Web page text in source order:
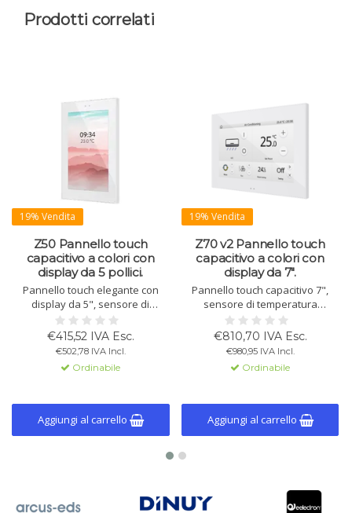
Prodotti correlati
19% Vendita
Z50 Pannello touch
capacitivo a colori con
display da 5 pollici.
Pannello touch elegante con
display da 5", sensore di
temperatura integrato, sensore
di prossimità e 12 pagine
personalizzabili. Disponibile in
bianco, nero e argento.
€415,52 IVA Esc.
€502,78 IVA Incl.
Ordinabile
Aggiungi al carrello
19% Vendita
Z70 v2 Pannello touch
capacitivo a colori con
display da 7".
Pannello touch capacitivo 7",
sensore di temperatura
integrato, 4 ingressi e fino a 56
finestre di controllo. Opzionale:
controllo remoto via app o
browser. Ideale per Smart Home
e hotel.
€810,70 IVA Esc.
€980,95 IVA Incl.
Ordinabile
Aggiungi al carrello